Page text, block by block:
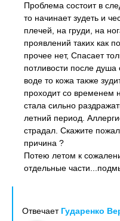
Проблема состоит в
то начинает зудеть и
плечей, на груди, на
проявлений таких как
прочее нет, Спасает
потливости после душа
воде то кожа также
проходит со временем
стала сильно
летний период.
страдал. Скажите
причина ?
Потею летом к
отдельные
Отвечает Гударенко